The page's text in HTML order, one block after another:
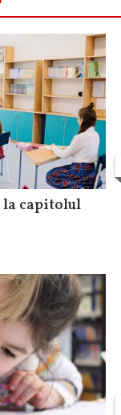
la capitolul